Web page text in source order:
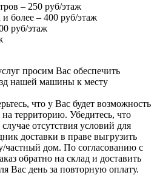
– 250 руб/этаж
более – 400 руб/этаж
руб/этаж
просим Вас обеспечить
нашей машины к месту
что у Вас будет возможность
на территорию. Убедитесь, что
отсутствия условий для
доставки в праве выгрузить
частный дом. По согласованию с
обратно на склад и доставить
Вас день за повторную оплату.